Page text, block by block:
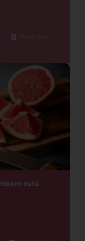
14.07.2026
está